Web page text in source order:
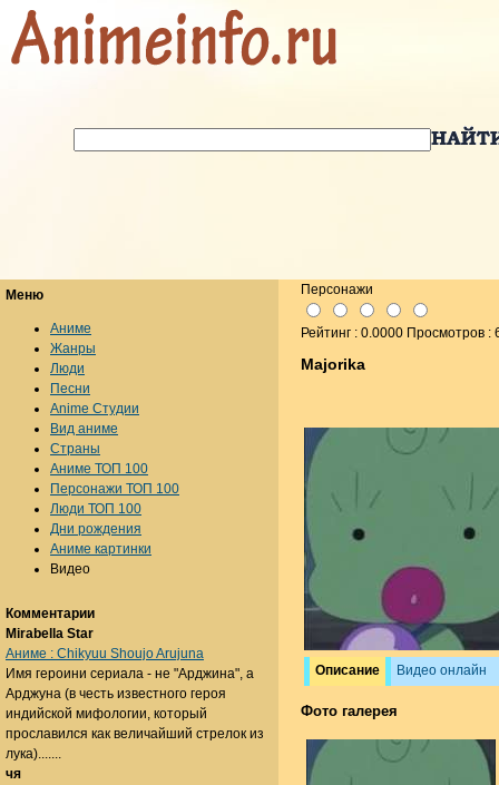
Персонажи
Рейтинг : 0.0000 Просмотров :
Majorika
Описание Видео онлайн
Фото галерея
Меню
Аниме
Жанры
Люди
Песни
Anime Студии
Вид аниме
Страны
Аниме ТОП 100
Персонажи ТОП 100
Люди ТОП 100
Дни рождения
Аниме картинки
Видео
Комментарии
Mirabella Star
Аниме : Chikyuu Shoujo Arujuna
Имя героини сериала - не "Арджина", а
Арджуна (в честь известного героя
индийской мифологии, который
прославился как величайший стрелок из
лука).......
чя